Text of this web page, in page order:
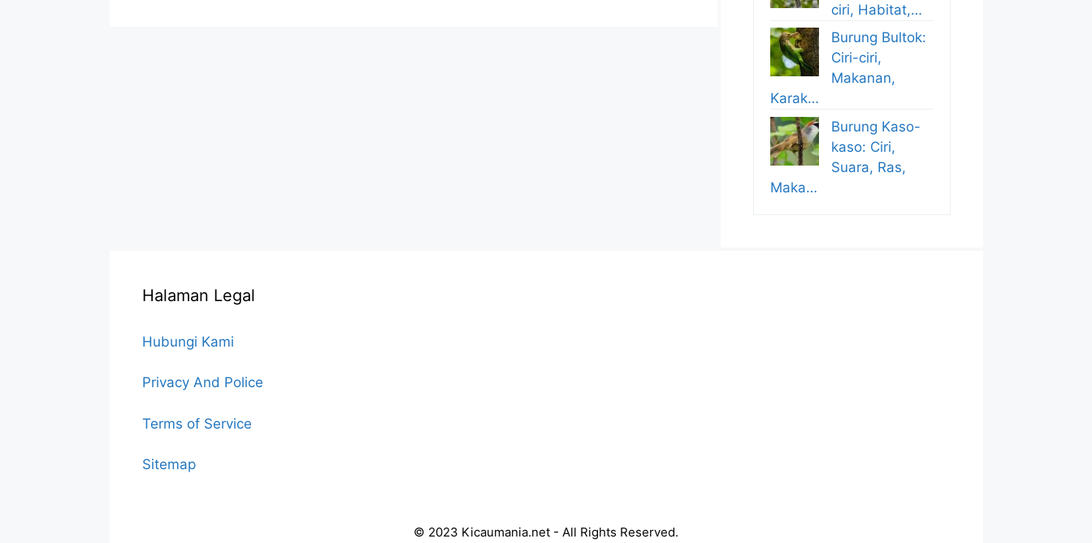
ciri, Habitat,…
Burung Bultok:
Ciri-ciri,
Makanan,
Karak…
Burung Kaso-
kaso: Ciri,
Suara, Ras,
Maka…
Halaman Legal
Hubungi Kami
Privacy And Police
Terms of Service
Sitemap
© 2023 Kicaumania.net - All Rights Reserved.